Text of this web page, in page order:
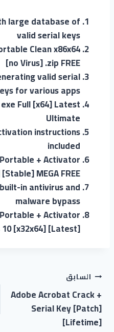
large database of
valid serial keys
Clean x86x64
[no Virus] .zip FREE
valid serial
for various apps
Full [x64] Latest
Ultimate
instructions
included
+ Activator
MEGA FREE
in antivirus and
malware bypass
+ Activator
[x32x64] [Latest]
السابق
Adobe Acrobat Crack +
Serial Key [Patch]
[Lifetime]